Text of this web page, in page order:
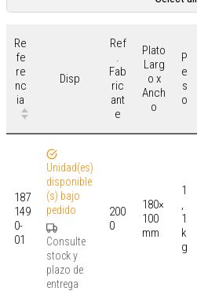
Re
fe
re
nc
ia
Disp
Ref
.
Fab
ric
ant
e
Plato
Larg
o x
Anch
o
P
e
s
o
187
149
0-
01
Unidad(es)
disponible
(s) bajo
pedido
Consulte
stock y
plazo de
entrega
200
0
180×
100
mm
1
,
1
k
g